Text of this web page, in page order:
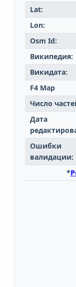
Lat:
Lon:
Osm Id:
Википедия:
Викидата:
F4 Map
Число
Дата
Ошибки
валидации:
*